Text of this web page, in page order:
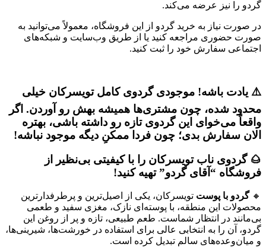
گردو را نیز عرضه می‌کند.
در صورت نیاز به خرید گردو از این فروشگاه، معمولاً می‌توانید به
صورت حضوری مراجعه کنید یا از طریق وب‌سایت و شبکه‌های
اجتماعی سفارش خود را ثبت کنید.
⚠️ یادت باشه! موجودی گردوی کامل تویسرکان خیلی
محدود شده، چون مشتری‌ها همیشه بهش رو آوردن. اگر
واقعاً می‌خوای این گردوی تازه رو داشته باشی، بهتره
الان سفارش بدی؛ چون فردا ممکنِ دیگه موجود نباشه!
🌰گردوی ناب تویسرکان را با کیفیتی بی‌نظیر از
فروشگاه “آقای گردو” تهیه کنید!
🔸گردو با پوست تویسرکان، یکی از اصیل‌ترین و پرطرفدارترین
محصولات این منطقه، با پوسته‌ای نازک، مغزی سفید و طعمی
بی‌مانند در انتظار شماست. طعم طبیعی، تازه و پر از روغن این
گردو، آن را به انتخابی عالی برای استفاده در خورشت‌ها، شیرینی‌ها،
و میان‌وعده‌های سالم تبدیل کرده است.